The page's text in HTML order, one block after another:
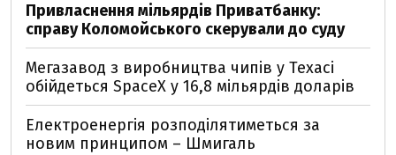
Привласнення мільярдів Приватбанку:
справу Коломойського скерували до суду
Мегазавод з виробництва чипів у Техасі
обійдеться SpaceX у 16,8 мільярдів доларів
Електроенергія розподілятиметься за
новим принципом – Шмигаль